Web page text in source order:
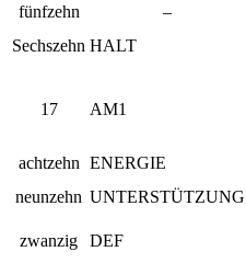
fünfzehn
–
Sechszehn HALT
17 AM1
achtzehn ENERGIE
neunzehn UNTERSTÜTZUNG
zwanzig
DEF